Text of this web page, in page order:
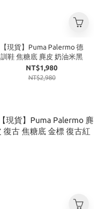
【現貨】Puma Palermo 德
訓鞋 焦糖底 麂皮 奶油米黑
NT$1,980
NT$2,980